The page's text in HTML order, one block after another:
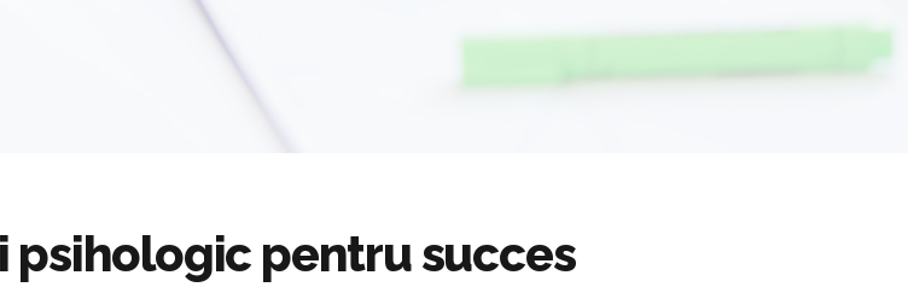
psihologic pentru succes